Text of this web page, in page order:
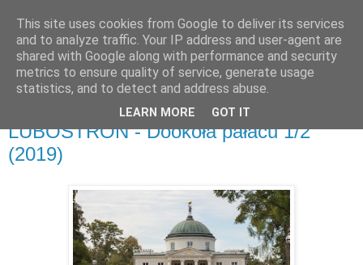
sobota, 15 września 2018
LUBOSTROŃ - Dookoła pałacu 1/2
(2019)
This site uses cookies from Google to deliver its services
and to analyze traffic. Your IP address and user-agent are
shared with Google along with performance and security
metrics to ensure quality of service, generate usage
statistics, and to detect and address abuse.
LEARN MORE GOT IT